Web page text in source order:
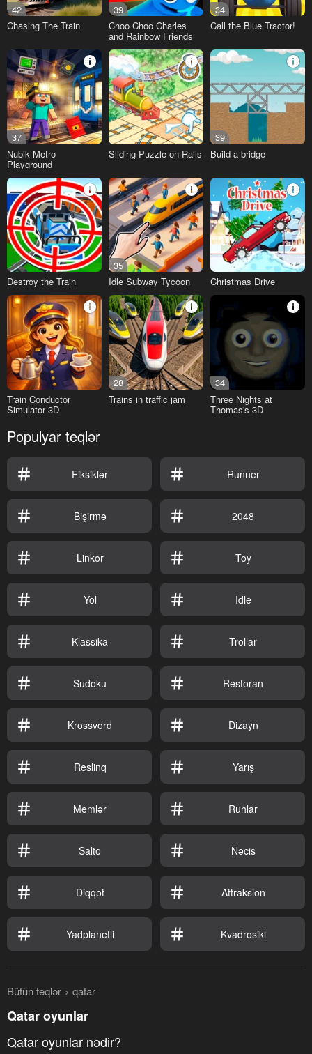
42
Chasing The Train
39
Choo Choo Charles
and Rainbow Friends
34
Call the Blue Tractor!
37
Nubik Metro
Playground
Sliding Puzzle on Rails
39
Build a bridge
Destroy the Train
35
Idle Subway Tycoon
Christmas Drive
Train Conductor
Simulator 3D
28
Trains in traffic jam
34
Three Nights at
Thomas's 3D
Populyar teqlər
Fiksiklər Runner
Bişirmə 2048
Linkor Toy
Yol Idle
Klassika Trollar
Sudoku Restoran
Krossvord Dizayn
Reslinq Yarış
Memlər Ruhlar
Salto Nəcis
Diqqət Attraksion
Yadplanetli Kvadrosikl
Bütün teqlər qatar
Qatar oyunlar
Qatar oyunlar nədir?